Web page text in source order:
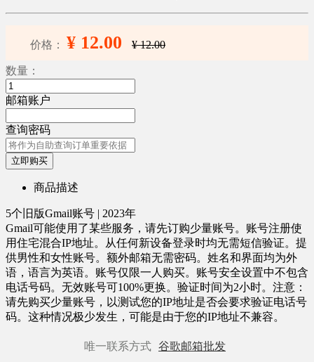
价格： ¥ 12.00 ¥ 12.00
数量：
邮箱账户
查询密码
立即购买
商品描述
5个旧版Gmail账号 | 2023年
Gmail可能使用了某些服务，请先订购少量账号。账号注册使
用住宅混合IP地址。从任何新设备登录时均无需短信验证。提
供男性和女性账号。额外邮箱无需密码。姓名和界面均为外
语，语言为英语。账号仅限一人购买。账号安全设置中不包含
电话号码。无效账号可100%更换。验证时间为2小时。注意：
请先购买少量账号，以测试您的IP地址是否会要求验证电话号
码。这种情况极少发生，可能是由于您的IP地址不兼容。
唯一联系方式 谷歌邮箱批发